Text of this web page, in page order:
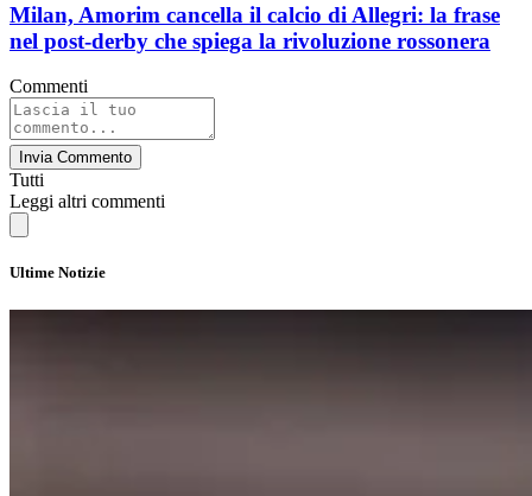
Milan, Amorim cancella il calcio di Allegri: la frase
nel post-derby che spiega la rivoluzione rossonera
Commenti
Invia Commento
Tutti
Leggi altri commenti
Ultime Notizie